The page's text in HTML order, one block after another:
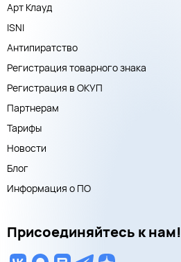
Арт Клауд
ISNI
Антипиратство
Регистрация товарного знака
Регистрация в ОКУП
Партнерам
Тарифы
Новости
Блог
Информация о ПО
Присоединяйтесь к нам!